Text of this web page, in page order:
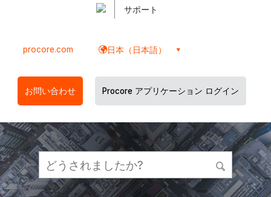
サポート
procore.com 日本（日本語）
お問い合わせ Procore アプリケーション ログイン